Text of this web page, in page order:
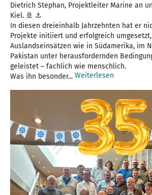
Dietrich Stephan, Projektleiter Marine an
Kiel. 🚢 ⚓️
In diesen dreieinhalb Jahrzehnten hat er
Projekte initiiert und erfolgreich
Auslandseinsätzen wie in Südamerika, im
Pakistan unter herausfordernden
geleistet – fachlich wie menschlich.
Was ihn besonder... Weiterlesen